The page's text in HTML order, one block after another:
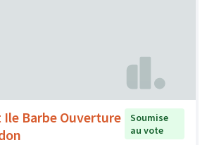
Barbe Ouverture
Soumise
au vote